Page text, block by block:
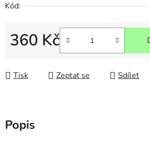
Kód:
360 Kč
Tisk Zeptat se Sdílet
Popis